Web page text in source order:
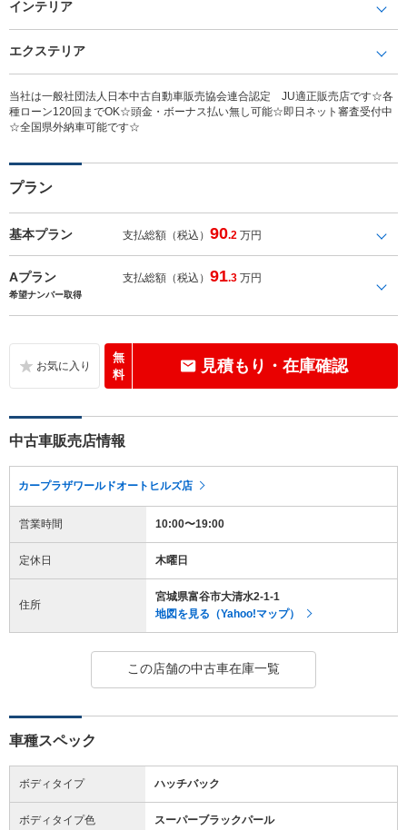
インテリア
エクステリア
当社は一般社団法人日本中古自動車販売協会連合認定 JU適正販売店です☆各
種ローン120回までOK☆頭金・ボーナス払い無し可能☆即日ネット審査受付中
☆全国県外納車可能です☆
プラン
基本プラン 支払総額（税込）90.2 万円
Aプラン 支払総額（税込）91.3 万円
希望ナンバー取得
無
料
見積もり・在庫確認
中古車販売店情報
カープラザワールドオートヒルズ店
営業時間 10:00〜19:00
定休日 木曜日
住所
宮城県富谷市大清水2-1-1
地図を見る（Yahoo!マップ）
この店舗の中古車在庫一覧
車種スペック
ボディタイプ ハッチバック
ボディタイプ色 スーパーブラックパール